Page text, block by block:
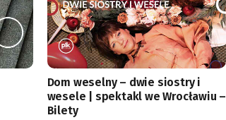
Dom weselny – dwie siostry i
wesele | spektakl we Wrocławiu –
Bilety